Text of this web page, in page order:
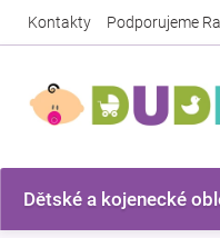
Kontakty Podporujeme
Dětské a kojenecké